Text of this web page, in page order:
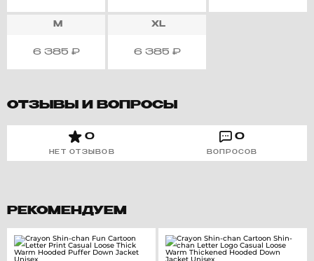
M
6 385 ₽
XL
6 385 ₽
ОТЗЫВЫ И ВОПРОСЫ
0
НЕТ ОТЗЫВОВ
0
ВОПРОСОВ
РЕКОМЕНДУЕМ